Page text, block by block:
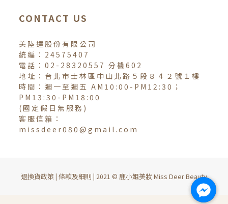
CONTACT US
美陸達股份有限公司
統編：24575407
電話：02-28320557 分機602
地址：台北市士林區中山北路５段８４２號１樓
時間：週一至週五 AM10:00-PM12:30；
PM13:30-PM18:00
(國定假日無服務)
客服信箱：
missdeer080@gmail.com
退換貨政策| 條款及細則 | 2021 © 鹿小姐美妝 Miss Deer Beauty